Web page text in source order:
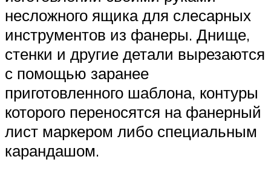
несложного ящика для слесарных
инструментов из фанеры. Днище,
стенки и другие детали вырезаются
с помощью заранее
приготовленного шаблона, контуры
которого переносятся на фанерный
лист маркером либо специальным
карандашом.